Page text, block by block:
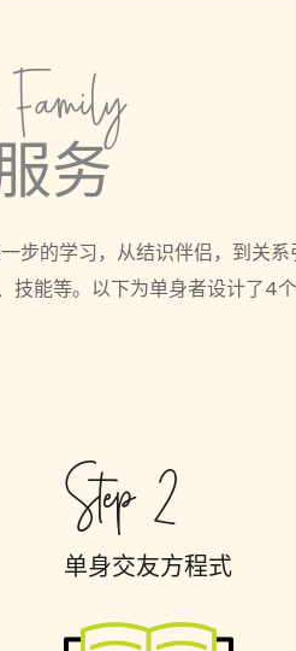
务
步的学习，从结识伴侣，到关
能等。以下为单身者设计了4个
Step 2
单身交友方程式